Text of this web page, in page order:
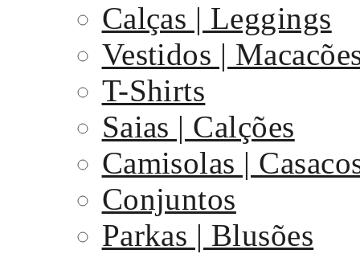
Calças | Leggings
Vestidos |
T-Shirts
Saias | Calções
Camisolas |
Conjuntos
Parkas | Blusões